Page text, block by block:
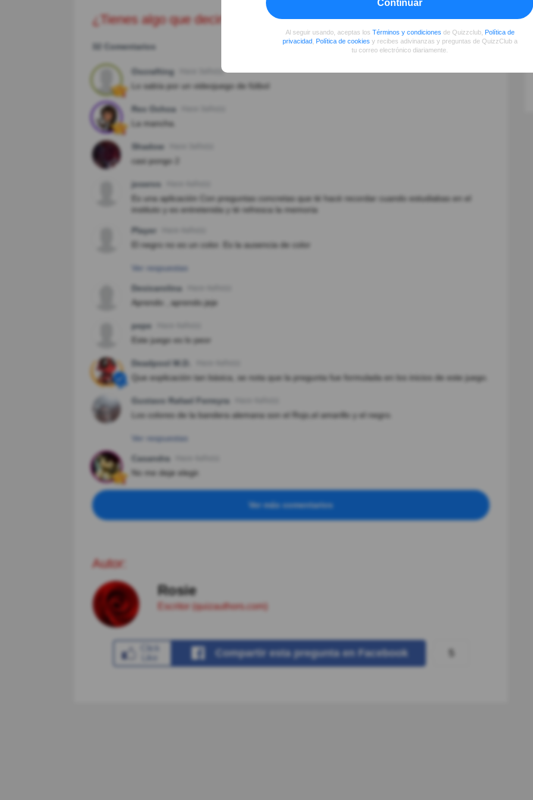
¿Tienes algo que decir?
32 Comentarios
Oscrafting Hace 3año(s)
Lo sabía por un videojuego de fútbol
Rex Ochoa
La mancha.
Shadow
casi pongo 2
joservs
Es una aplicación Con preguntas concretas que té hacé recordar cuando estudiabas en el
instituto y es entretenida y té refresca la memoria
Player
El negro no es un color. Es la ausencia de color
Ver respuestas
Desicarolina
Aprendo , aprendo.jeje
pepe
Este juego es lo peor
Deadpool M.D.
Que explicación tan básica, se nota que la pregunta fue formulada en los inicios de este juego.
Gustavo Rafael Ferreyra
Los colores de la bandera alemana son el Rojo,el amarillo y el negro.
Ver respuestas
Casandra
No me dejø elegir.
Ver más comentarios
Autor:
Rosie
Escritor (quizauthors.com)
Compartir esta pregunta en Facebook
Continuar
Al seguir usando, aceptas los Términos y condiciones de Quizzclub, Política de
privacidad, Política de cookies y recibes adivinanzas y preguntas de QuizzClub a
tu correo electrónico diariamente.